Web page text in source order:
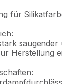
für
Herstellung